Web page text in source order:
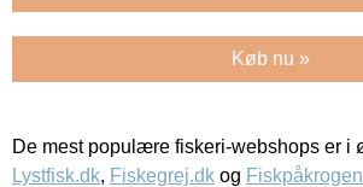
Køb nu »
De mest populære fiskeri-webshops er i
Lystfisk.dk, Fiskegrej.dk og